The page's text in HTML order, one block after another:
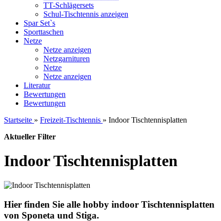
TT-Schlägersets
Schul-Tischtennis anzeigen
Spar Set`s
Sporttaschen
Netze
Netze anzeigen
Netzgarnituren
Netze
Netze anzeigen
Literatur
Bewertungen
Bewertungen
Startseite » Freizeit-Tischtennis » Indoor Tischtennisplatten
Aktueller Filter
Indoor Tischtennisplatten
Hier finden Sie alle hobby indoor Tischtennisplatten
von Sponeta und Stiga.